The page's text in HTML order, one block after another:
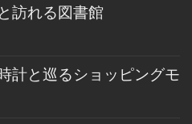
訪れる図書館
計と巡るショッピングモ